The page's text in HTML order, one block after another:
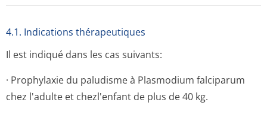
4.1. Indications thérapeutiques
Il est indiqué dans les cas suivants:
· Prophylaxie du paludisme à Plasmodium falciparum
chez l'adulte et chezl'enfant de plus de 40 kg.